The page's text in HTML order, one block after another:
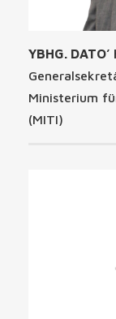
YBHG. DATO’
Ministerium
(MITI)